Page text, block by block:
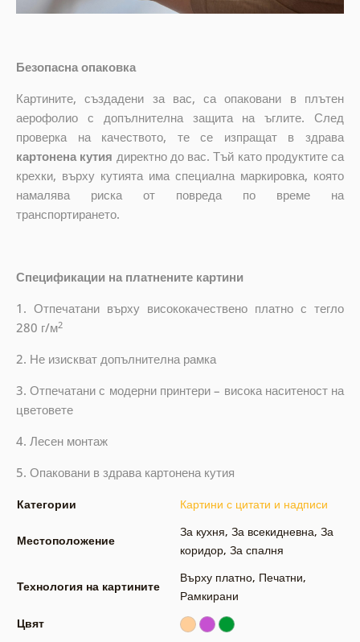
Безопасна опаковка
Картините, създадени за вас, са опаковани в плътен
аерофолио с допълнителна защита на ъглите. След
проверка на качеството, те се изпращат в здрава
картонена кутия директно до вас. Тъй като продуктите са
крехки, върху кутията има специална маркировка, която
намалява риска от повреда по време на
транспортирането.
Спецификации на платнените картини
1. Отпечатани върху висококачествено платно с тегло
280 г/м2
2. Не изискват допълнителна рамка
3. Отпечатани с модерни принтери – висока наситеност на
цветовете
4. Лесен монтаж
5. Опаковани в здрава картонена кутия
Категории Картини с цитати и надписи
Местоположение
За кухня, За всекидневна, За
коридор, За спалня
Технология на картините
Върху платно, Печатни,
Рамкирани
Цвят